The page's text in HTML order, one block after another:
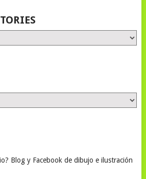
Blog y Facebook de dibujo e ilustración